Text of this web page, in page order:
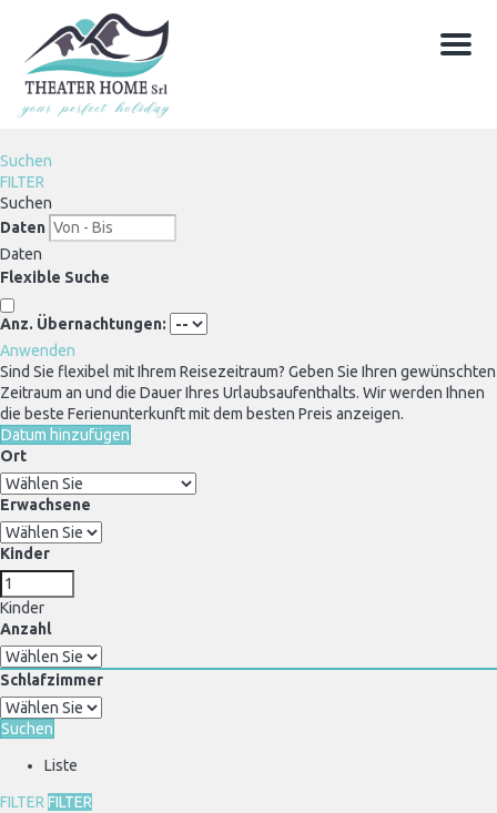
Menu
Suchen
FILTER
Suchen
Daten
Daten
Flexible Suche
Anz. Übernachtungen:
Anwenden
Sind Sie flexibel mit Ihrem Reisezeitraum? Geben Sie Ihren gewünschten
Zeitraum an und die Dauer Ihres Urlaubsaufenthalts. Wir werden Ihnen
die beste Ferienunterkunft mit dem besten Preis anzeigen.
Datum hinzufügen
Ort
Erwachsene
Kinder
Kinder
Anzahl
Schlafzimmer
Suchen
Liste
FILTER FILTER